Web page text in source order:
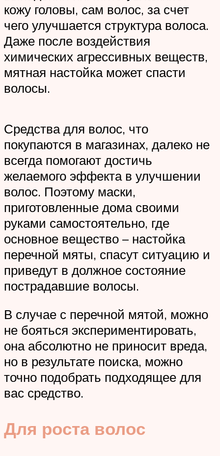
кожу головы, сам волос, за счет
чего улучшается структура волоса.
Даже после воздействия
химических агрессивных веществ,
мятная настойка может спасти
волосы.
Средства для волос, что
покупаются в магазинах, далеко не
всегда помогают достичь
желаемого эффекта в улучшении
волос. Поэтому маски,
приготовленные дома своими
руками самостоятельно, где
основное вещество – настойка
перечной мяты, спасут ситуацию и
приведут в должное состояние
пострадавшие волосы.
В случае с перечной мятой, можно
не бояться экспериментировать,
она абсолютно не приносит вреда,
но в результате поиска, можно
точно подобрать подходящее для
вас средство.
Для роста волос